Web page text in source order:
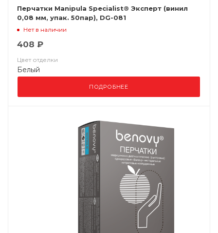
Перчатки Manipula Specialist® Эксперт (винил
0,08 мм, упак. 50пар), DG-081
Нет в наличии
408 ₽
Цвет отделки
Белый
ПОДРОБНЕЕ